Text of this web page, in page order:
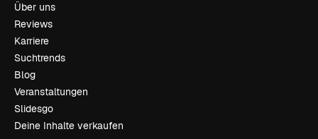
Über uns
Reviews
Karriere
Suchtrends
Blog
Veranstaltungen
Slidesgo
Deine Inhalte verkaufen